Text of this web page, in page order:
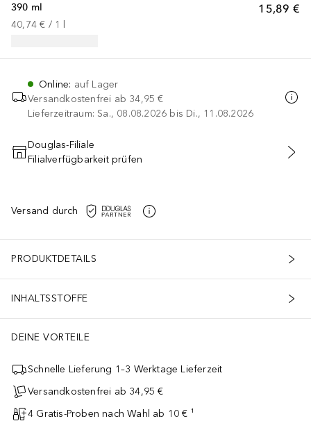
15,89 €
390 ml
40,74 € / 1
Online: auf Lager
Versandkostenfrei ab 34,95 €
Lieferzeitraum: Sa., 08.08.2026 bis Di., 11.08.2026
IN DEN WARENKORB
Douglas-Filiale
Filialverfügbarkeit prüfen
Versand durch
PRODUKTDETAILS
INHALTSSTOFFE
DEINE VORTEILE
Schnelle Lieferung 1–3 Werktage Lieferzeit
Versandkostenfrei ab 34,95 €
4 Gratis-Proben nach Wahl ab 10 € ¹